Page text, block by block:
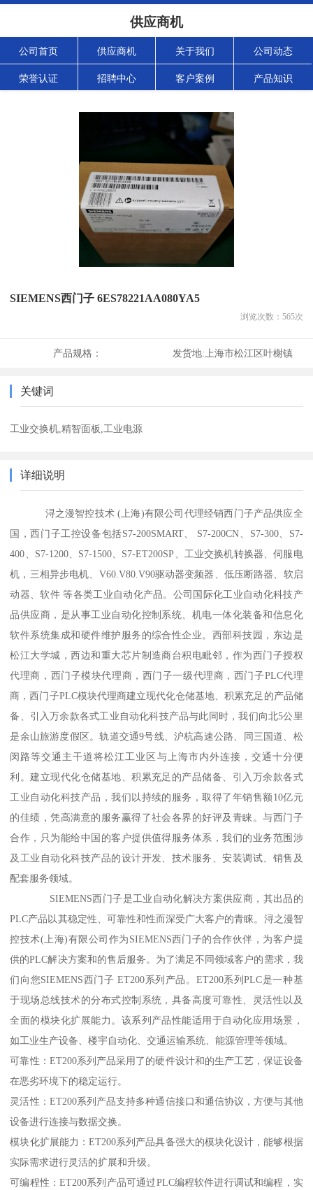
供应商机
公司首页 供应商机 关于我们 公司动态
荣誉认证 招聘中心 客户案例 产品知识
SIEMENS西门子 6ES78221AA080YA5
浏览次数： 565次
产品规格： 发货地: 上海市松江区叶榭镇
关键词
工业交换机,精智面板,工业电源
详细说明
浔之漫智控技术 (上海)有限公司代理经销西门子产品供应全
国，西门子工控设备包括S7-200SMART、 S7-200CN、S7-300、S7-
400、S7-1200、S7-1500、S7-ET200SP、工业交换机转换器、伺服电
机，三相异步电机、V60.V80.V90驱动器变频器、低压断路器、软启
动器、软件 等各类工业自动化产品。公司国际化工业自动化科技产
品供应商，是从事工业自动化控制系统、机电一体化装备和信息化
软件系统集成和硬件维护服务的综合性企业。西部科技园，东边是
松江大学城，西边和重大芯片制造商台积电毗邻，作为西门子授权
代理商，西门子模块代理商，西门子一级代理商，西门子PLC代理
商，西门子PLC模块代理商建立现代化仓储基地、积累充足的产品储
备、引入万余款各式工业自动化科技产品与此同时，我们向北5公里
是余山旅游度假区。轨道交通9号线、沪杭高速公路、同三国道、松
闵路等交通主干道将松江工业区与上海市内外连接，交通十分便
利。建立现代化仓储基地、积累充足的产品储备、引入万余款各式
工业自动化科技产品，我们以持续的服务，取得了年销售额10亿元
的佳绩，凭高满意的服务赢得了社会各界的好评及青睐。与西门子
合作，只为能给中国的客户提供值得服务体系，我们的业务范围涉
及工业自动化科技产品的设计开发、技术服务、安装调试、销售及
配套服务领域。
SIEMENS西门子是工业自动化解决方案供应商，其出品的
PLC产品以其稳定性、可靠性和性而深受广大客户的青睐。浔之漫智
控技术(上海)有限公司作为SIEMENS西门子的合作伙伴，为客户提
供的PLC解决方案和的售后服务。为了满足不同领域客户的需求，我
们向您SIEMENS西门子 ET200系列产品。ET200系列PLC是一种基
于现场总线技术的分布式控制系统，具备高度可靠性、灵活性以及
全面的模块化扩展能力。该系列产品性能适用于自动化应用场景，
如工业生产设备、楼宇自动化、交通运输系统、能源管理等领域。
可靠性：ET200系列产品采用了的硬件设计和的生产工艺，保证设备
在恶劣环境下的稳定运行。
灵活性：ET200系列产品支持多种通信接口和通信协议，方便与其他
设备进行连接与数据交换。
模块化扩展能力：ET200系列产品具备强大的模块化设计，能够根据
实际需求进行灵活的扩展和升级。
可编程性：ET200系列产品可通过PLC编程软件进行调试和编程，实